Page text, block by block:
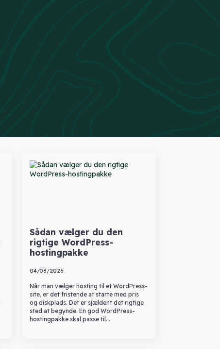
Sådan vælger du den
rigtige WordPress-
hostingpakke
04/08/2026
Når man vælger hosting til et WordPress-
site, er det fristende at starte med pris
og diskplads. Det er sjældent det rigtige
sted at begynde. En god WordPress-
hostingpakke skal passe til…